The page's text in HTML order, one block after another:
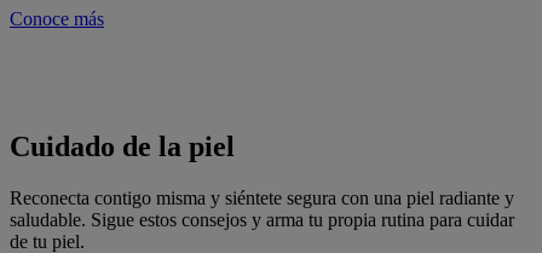
Conoce más
Cuidado de la piel
Reconecta contigo misma y siéntete segura con una piel radiante y
saludable. Sigue estos consejos y arma tu propia rutina para cuidar
de tu piel.